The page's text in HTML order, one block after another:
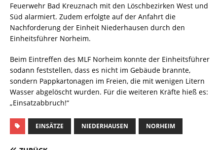
Feuerwehr Bad Kreuznach mit den Löschbezirken West und
Süd alarmiert. Zudem erfolgte auf der Anfahrt die
Nachforderung der Einheit Niederhausen durch den
Einheitsführer Norheim.
Beim Eintreffen des MLF Norheim konnte der Einheitsführer
sodann feststellen, dass es nicht im Gebäude brannte,
sondern Pappkartonagen im Freien, die mit wenigen Litern
Wasser abgelöscht wurden. Für die weiteren Kräfte hieß es:
„Einsatzabbruch!“
EINSÄTZE NIEDERHAUSEN NORHEIM